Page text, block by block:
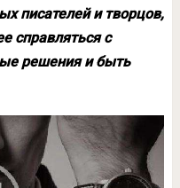
писателей и творцов,
справляться с
решения и быть